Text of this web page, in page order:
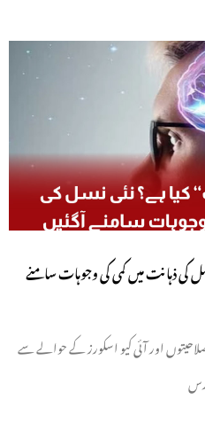
کی ذہانت میں کمی کی وجوہات سامنے
اور آئی کیو اسکورز کے حوالے سے